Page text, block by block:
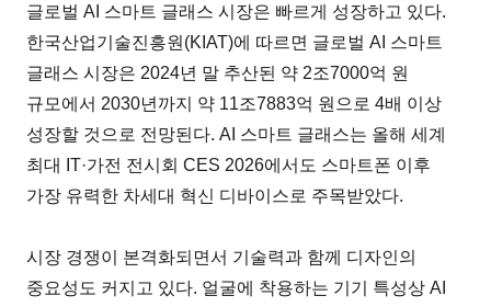
글로벌 AI 스마트 글래스 시장은 빠르게 성장하고 있다.
한국산업기술진흥원(KIAT)에 따르면 글로벌 AI 스마트
글래스 시장은 2024년 말 추산된 약 2조7000억 원
규모에서 2030년까지 약 11조7883억 원으로 4배 이상
성장할 것으로 전망된다. AI 스마트 글래스는 올해 세계
최대 IT·가전 전시회 CES 2026에서도 스마트폰 이후
가장 유력한 차세대 혁신 디바이스로 주목받았다.
시장 경쟁이 본격화되면서 기술력과 함께 디자인의
중요성도 커지고 있다. 얼굴에 착용하는 기기 특성상 AI